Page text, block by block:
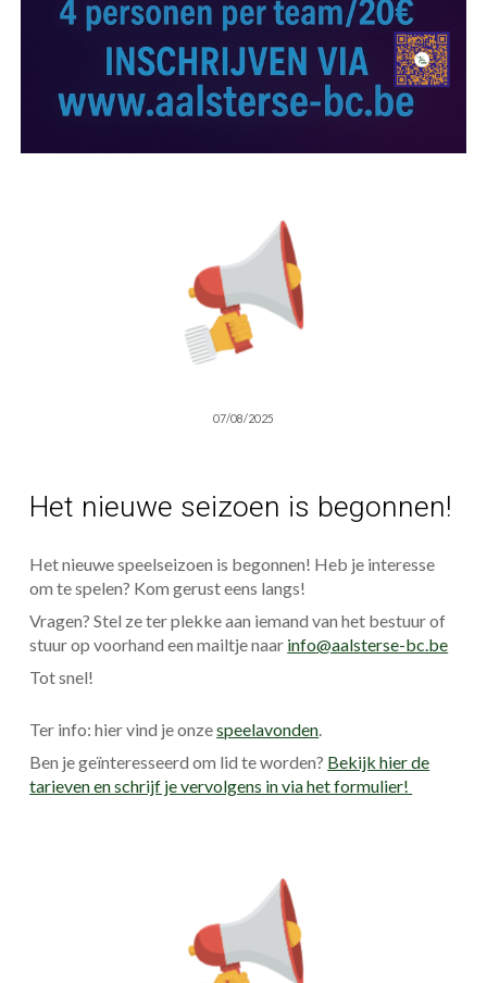
07/08/2025
Het nieuwe seizoen is begonnen!
Het nieuwe speelseizoen is begonnen! Heb je interesse
om te spelen? Kom gerust eens langs!
Vragen? Stel ze ter plekke aan iemand van het bestuur of
stuur op voorhand een mailtje naar info@aalsterse-bc.be
Tot snel!
Ter info: hier vind je onzespeelavonden
Ben je geïnteresseerd om lid te worden? Bekijk hier de
tarieven en schrijf je vervolgens in via het formulier!